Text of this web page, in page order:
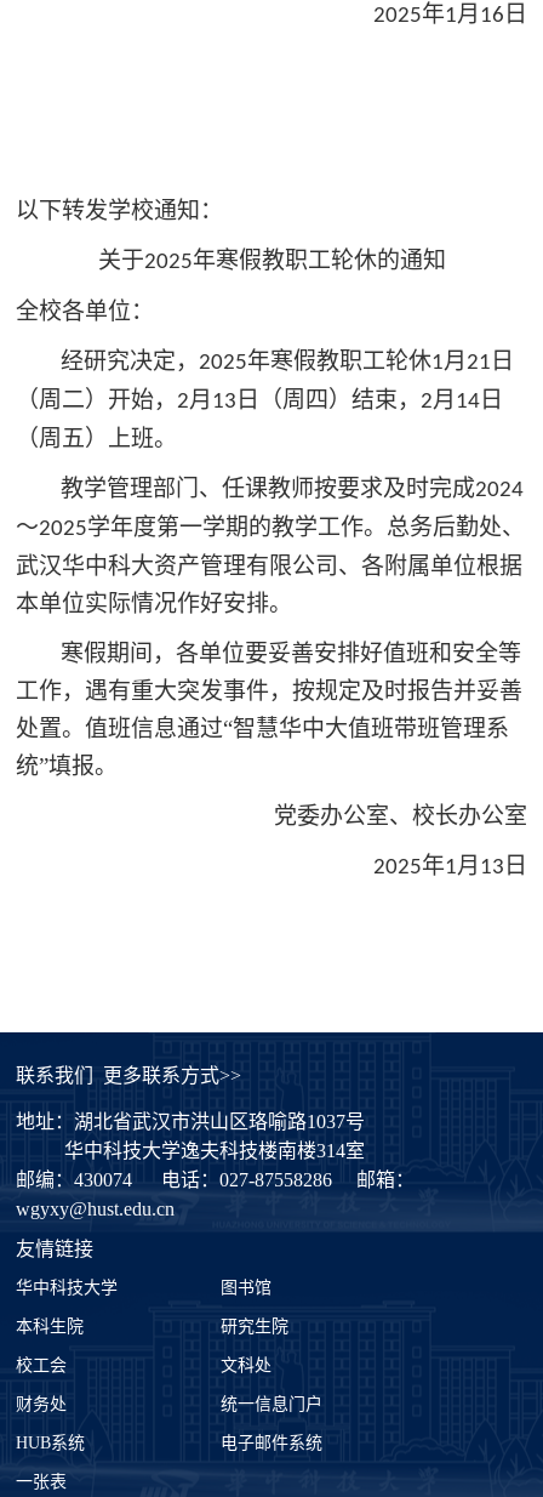
2025年1月 16 日
以下转发学校通知：
关于2025年寒假教职工轮休的通知
全校各单位：
经研究决定， 2025年寒假教职工轮休1月 21 日
（周二）开始， 2月 13 日（周四）结束， 2月 14 日
（周五）上班。
教学管理部门、任课教师按要求及时完成2024
～2025学年度第一学期的教学工作。总务后勤处、
武汉华中科大资产管理有限公司、各附属单位根据
本单位实际情况作好安排。
寒假期间，各单位要妥善安排好值班和安全等
工作，遇有重大突发事件，按规定及时报告并妥善
处置。值班信息通过“智慧华中大值班带班管理系
统”填报。
党委办公室、校长办公室
2025年1月 13 日
联系我们 更多联系方式>>
地址：湖北省武汉市洪山区珞喻路1037号
华中科技大学逸夫科技楼南楼314室
邮编：430074
电话：027-87558286
邮箱：
wgyxy@hust.edu.cn
友情链接
华中科技大学 图书馆
本科生院 研究生院
校工会 文科处
财务处 统一信息门户
HUB系统 电子邮件系统
一张表